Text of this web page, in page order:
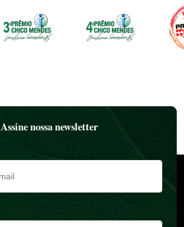
Assine nossa newsletter